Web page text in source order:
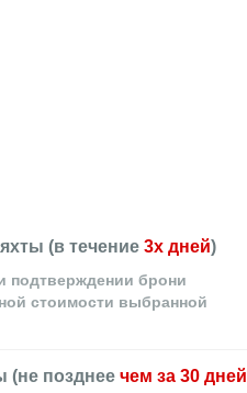
(в течение 3х дней)
подтверждении брони
стоимости выбранной
(не позднее чем за 30 дней